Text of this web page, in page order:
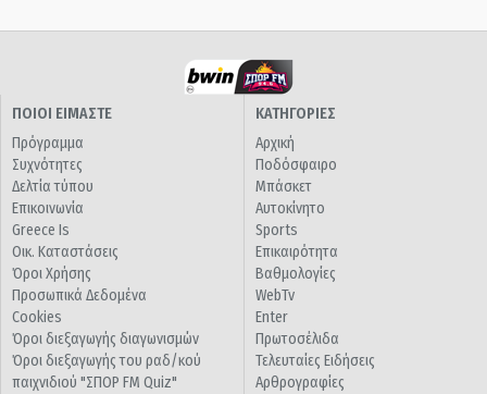
ΠΟΙΟΙ ΕΙΜΑΣΤΕ
Πρόγραμμα
Συχνότητες
Δελτία τύπου
Επικοινωνία
Greece Is
Οικ. Καταστάσεις
Όροι Χρήσης
Προσωπικά Δεδομένα
Cookies
Όροι διεξαγωγής διαγωνισμών
Όροι διεξαγωγής του ραδ/κού
παιχνιδιού "ΣΠΟΡ FM Quiz"
ΚΑΤΗΓΟΡΙΕΣ
Αρχική
Ποδόσφαιρο
Μπάσκετ
Αυτοκίνητο
Sports
Επικαιρότητα
Βαθμολογίες
WebTv
Enter
Πρωτοσέλιδα
Τελευταίες Ειδήσεις
Αρθρογραφίες